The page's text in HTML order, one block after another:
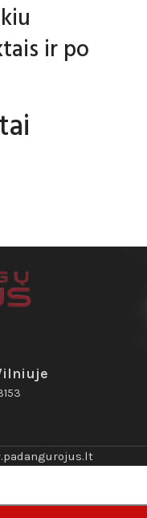
ir po